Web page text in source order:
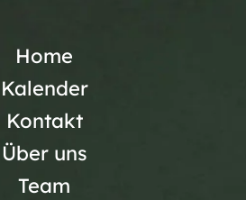
Home
Kalender
Kontakt
Über uns
Team